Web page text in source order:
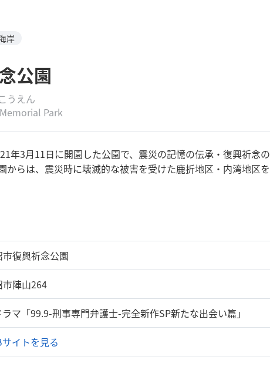
岸
公園
うえん
Park
年3月11日に開園した公園で、震災の記憶の伝承・復興祈念
からは、震災時に壊滅的な被害を受けた鹿折地区・内湾地区を
市復興祈念公園
市陣山264
マ「99.9-刑事専門弁護士-完全新作SP新たな出会い篇」
サイトを見る